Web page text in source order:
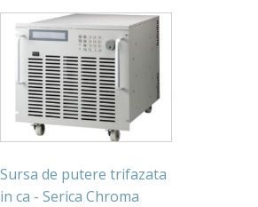
Sursa de putere trifazata
in ca - Serica Chroma